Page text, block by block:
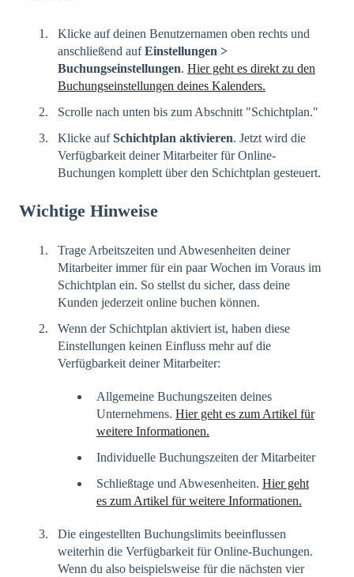
Klicke auf deinen Benutzernamen oben rechts und
anschließend aufEinstellungen >
Buchungseinstellungen. Hier geht es direkt zu den
Buchungseinstellungen deines Kalenders.
Scrolle nach unten bis zum Abschnitt "Schichtplan."
Klicke aufSchichtplan aktivieren. Jetzt wird die
Verfügbarkeit deiner Mitarbeiter für Online-
Buchungen komplett über den Schichtplan gesteuert.
Wichtige Hinweise
Trage Arbeitszeiten und Abwesenheiten deiner
Mitarbeiter immer für ein paar Wochen im Voraus im
Schichtplan ein. So stellst du sicher, dass deine
Kunden jederzeit online buchen können.
Wenn der Schichtplan aktiviert ist, haben diese
Einstellungen keinen Einfluss mehr auf die
Verfügbarkeit deiner Mitarbeiter:
Allgemeine Buchungszeiten deines
Unternehmens. Hier geht es zum Artikel für
weitere Informationen.
Individuelle Buchungszeiten der Mitarbeiter
Schließtage und Abwesenheiten. Hier geht
es zum Artikel für weitere Informationen.
Die eingestellten Buchungslimits beeinflussen
weiterhin die Verfügbarkeit für Online-Buchungen.
Wenn du also beispielsweise für die nächsten vier